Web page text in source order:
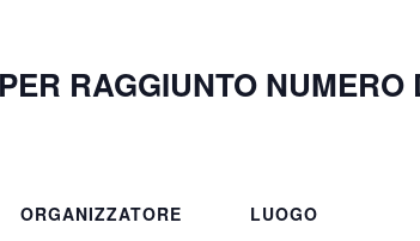
RAGGIUNTO NUMERO
ORGANIZZATORE
LUOGO